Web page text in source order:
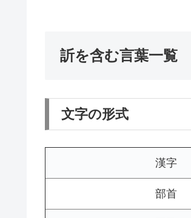
訢を含む言葉一覧
文字の形式
漢字
部首